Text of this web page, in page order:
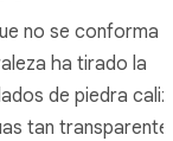
no se conforma
ha tirado la
de piedra
tan